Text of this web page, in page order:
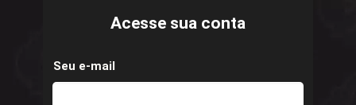
Acesse sua conta
Seu e-mail